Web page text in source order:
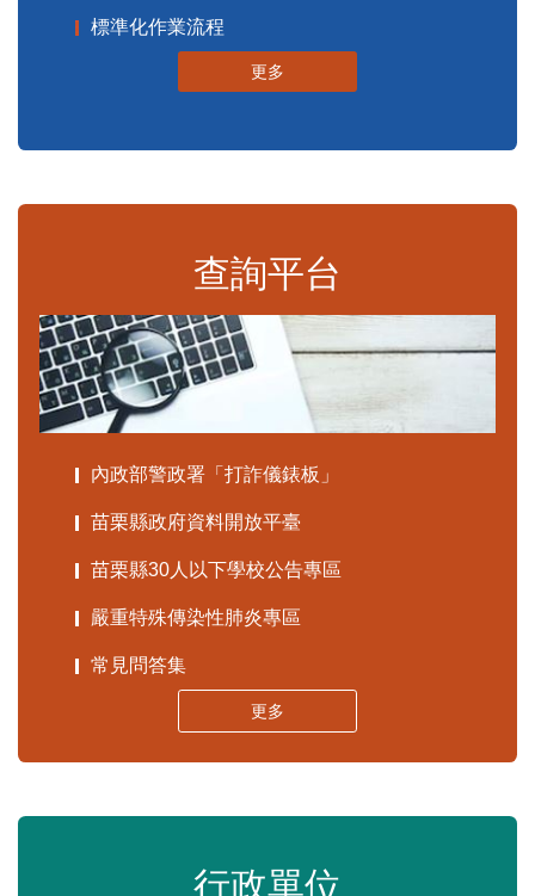
標準化作業流程
更多
查詢平台
內政部警政署「打詐儀錶板」
苗栗縣政府資料開放平臺
苗栗縣30人以下學校公告專區
嚴重特殊傳染性肺炎專區
常見問答集
更多
行政單位